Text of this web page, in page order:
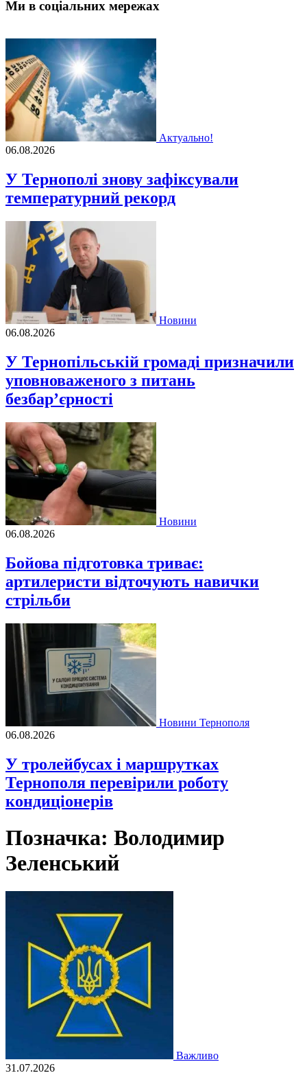
Ми в соціальних мережах
Актуально!
06.08.2026
У Тернополі знову зафіксували
температурний рекорд
Новини
06.08.2026
У Тернопільській громаді призначили
уповноваженого з питань
безбар’єрності
Новини
06.08.2026
Бойова підготовка триває:
артилеристи відточують навички
стрільби
Новини Тернополя
06.08.2026
У тролейбусах і маршрутках
Тернополя перевірили роботу
кондиціонерів
Позначка: Володимир
Зеленський
Важливо
31.07.2026